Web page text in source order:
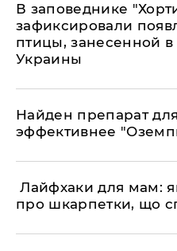
В заповеднике
зафиксировали
птицы, занесенной
Украины
Найден препарат
эффективнее
Лайфхаки для мам:
про шкарпетки, що